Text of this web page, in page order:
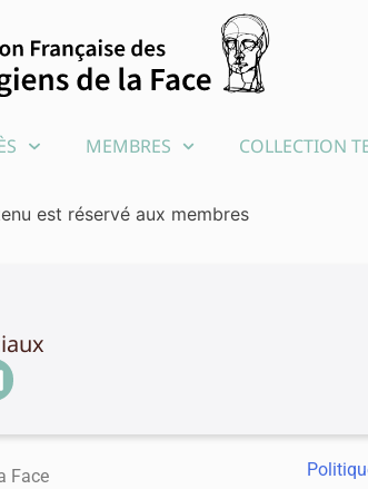
MEMBRES COLLECTION
est réservé aux membres
Face